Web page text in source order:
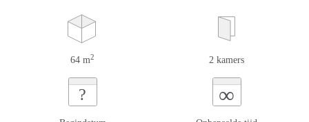
64 m2 2 kamers
? ∞